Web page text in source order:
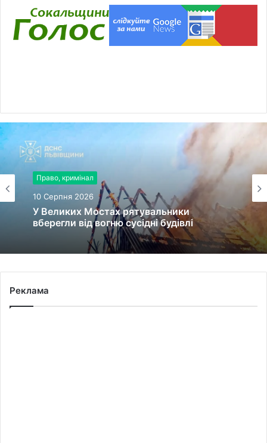
Право, кримінал
10 Серпня 2026
У Великих Мостах рятувальники
вберегли від вогню сусідні будівлі
Реклама